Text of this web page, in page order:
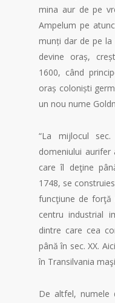
mina aur de pe
Ampelum pe
munți dar de pe la
devine oraș,
1600, când
oraș coloniști
un nou nume
“La mijlocul
domeniului
care îl deţine
1748, se
funcţiune de forţă
centru industrial
dintre care cea
până în sec. XX.
în Transilvania
De altfel,